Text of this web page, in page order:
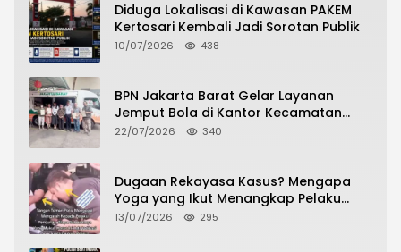
Diduga Lokalisasi di Kawasan PAKEM
Kertosari Kembali Jadi Sorotan Publik
10/07/2026 438
BPN Jakarta Barat Gelar Layanan
Jemput Bola di Kantor Kecamatan
Grogol Petamburan, Warga Antusias
22/07/2026 340
Dugaan Rekayasa Kasus? Mengapa
Yoga yang Ikut Menangkap Pelaku
Pencurian Toko Ponsel di Pancur Batu
13/07/2026 295